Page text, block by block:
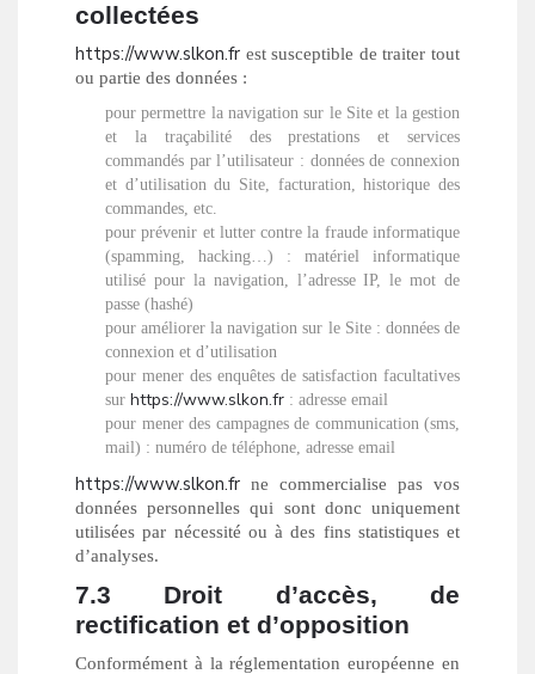
collectées
https://www.slkon.fr est susceptible de traiter tout
ou partie des données :
pour permettre la navigation sur le Site et la gestion
et la traçabilité des prestations et services
commandés par l’utilisateur : données de connexion
et d’utilisation du Site, facturation, historique des
commandes, etc.
pour prévenir et lutter contre la fraude informatique
(spamming, hacking…) : matériel informatique
utilisé pour la navigation, l’adresse IP, le mot de
passe (hashé)
pour améliorer la navigation sur le Site : données de
connexion et d’utilisation
pour mener des enquêtes de satisfaction facultatives
sur https://www.slkon.fr : adresse email
pour mener des campagnes de communication (sms,
mail) : numéro de téléphone, adresse email
https://www.slkon.fr ne commercialise pas vos
données personnelles qui sont donc uniquement
utilisées par nécessité ou à des fins statistiques et
d’analyses.
7.3 Droit d’accès, de
rectification et d’opposition
Conformément à la réglementation européenne en